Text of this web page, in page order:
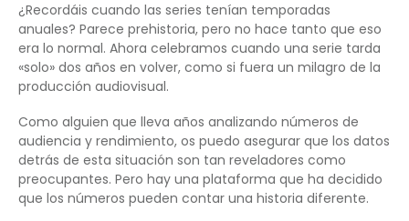
¿Recordáis cuando las series tenían temporadas
anuales? Parece prehistoria, pero no hace tanto que eso
era lo normal. Ahora celebramos cuando una serie tarda
«solo» dos años en volver, como si fuera un milagro de la
producción audiovisual.
Como alguien que lleva años analizando números de
audiencia y rendimiento, os puedo asegurar que los datos
detrás de esta situación son tan reveladores como
preocupantes. Pero hay una plataforma que ha decidido
que los números pueden contar una historia diferente.